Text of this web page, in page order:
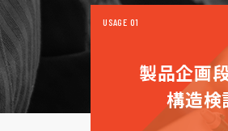
USAGE 01
製品企画
構造検